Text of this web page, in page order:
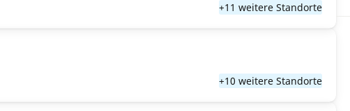
+11 weitere Standorte
+10 weitere Standorte